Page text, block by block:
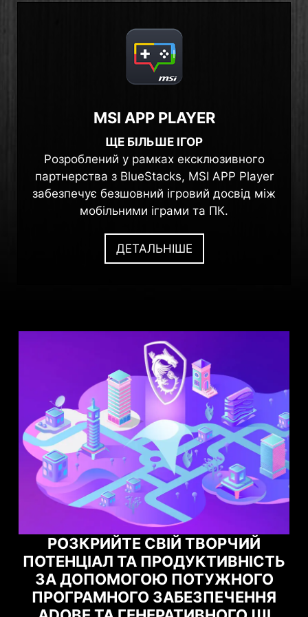
MSI APP PLAYER
ЩЕ БІЛЬШЕ ІГОР
Розроблений у рамках ексклюзивного
партнерства з BlueStacks, MSI APP Player
забезпечує безшовний ігровий досвід між
мобільними іграми та ПК.
ДЕТАЛЬНІШЕ
СВІЙ ТВОРЧИЙ
ТА ПРОДУКТИВНІСТЬ
ПОТУЖНОГО
ЗАБЕЗПЕЧЕННЯ
ДОПОМОГОЮ